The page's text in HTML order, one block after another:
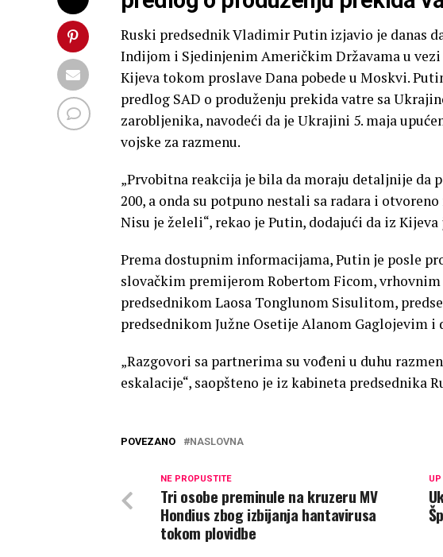
Ruski predsednik Vladimir Putin izjavio je danas
Indijom i Sjedinjenim Američkim Državama u
Kijeva tokom proslave Dana pobede u Moskvi.
predlog SAD o produženju prekida vatre sa
zarobljenika, navodeći da je Ukrajini 5. maja
vojske za razmenu.
„Prvobitna reakcija je bila da moraju detaljnije da
200, a onda su potpuno nestali sa radara i
Nisu je želeli“, rekao je Putin, dodajući da iz
Prema dostupnim informacijama, Putin je posle
slovačkim premijerom Robertom Ficom,
predsednikom Laosa Tonglunom Sisulitom,
predsednikom Južne Osetije Alanom Gaglojevim i
„Razgovori sa partnerima su vođeni u duhu
eskalacije“, saopšteno je iz kabineta predsednika
POVEZANO NASLOVNA
UP
NE PROPUSTITE
Tri osobe preminule na kruzeru MV
Hondius zbog izbijanja hantavirusa
tokom plovidbe